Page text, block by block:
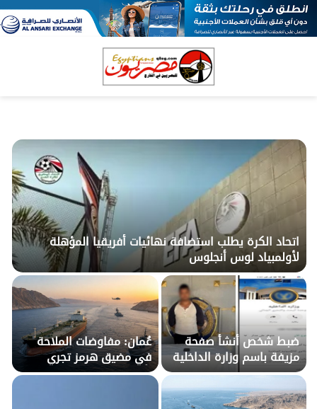
اتحاد الكرة يطلب استضافة نهائيات أفريقيا المؤهلة
لأولمبياد لوس أنجلوس
ضبط شخص أنشأ صفحة
مزيفة باسم وزارة الداخلية
للنصب على المواطنين
عُمان: مفاوضات الملاحة
في مضيق هرمز تجري
بأجواء إيجابية